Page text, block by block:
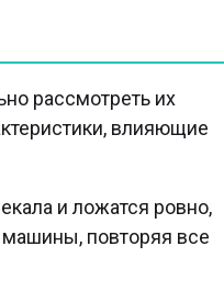
рассмотреть их
влияющие
и ложатся ровно,
повторяя все